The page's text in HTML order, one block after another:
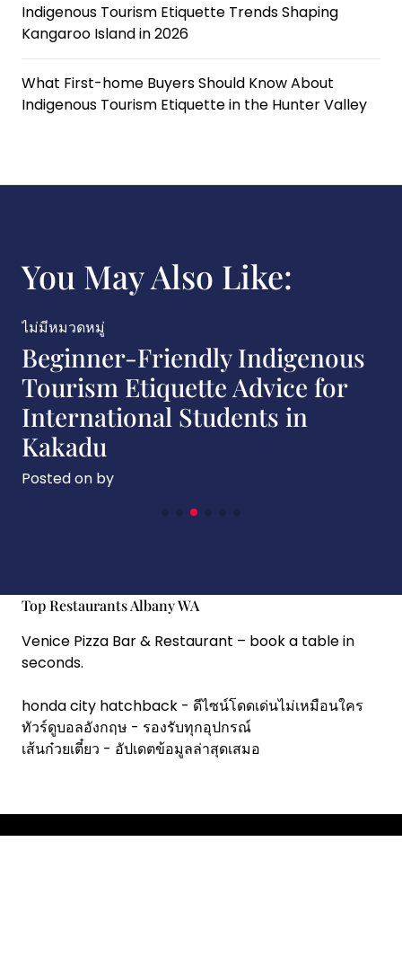
Indigenous Tourism Etiquette Trends Shaping
Kangaroo Island in 2026
What First-home Buyers Should Know About
Indigenous Tourism Etiquette in the Hunter Valley
You May Also Like:
ไม่มีหมวดหมู่
Beginner-Friendly Indigenous
Tourism Etiquette Advice for
International Students in
Kakadu
Posted on by
Top Restaurants Albany WA
Venice Pizza Bar & Restaurant – book a table in
seconds.
honda city hatchback - ดีไซน์โดดเด่นไม่เหมือนใคร
ทัวร์ดูบอลอังกฤษ - รองรับทุกอุปกรณ์
เส้นก๋วยเตี๋ยว - อัปเดตข้อมูลล่าสุดเสมอ